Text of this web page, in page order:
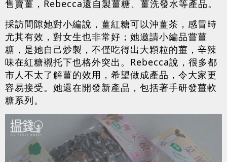
售賣薑，Rebecca還自製薑糖、薑洗發水等產品。
採訪間隙她對小編說，薑紅糖可以沖薑茶，感冒時
尤其有效，對女生也非常好；她邀請小編品嘗薑
糖，是她自己炒製，不僅吃得出大顆粒的薑，辛辣
味在紅糖襯托下也格外突出。Rebecca說，很多都
市人不太了解薑的效用，希望做成產品，令大家更
容易接受。她還在開發新產品，包括著手研發薑軟
糖系列。